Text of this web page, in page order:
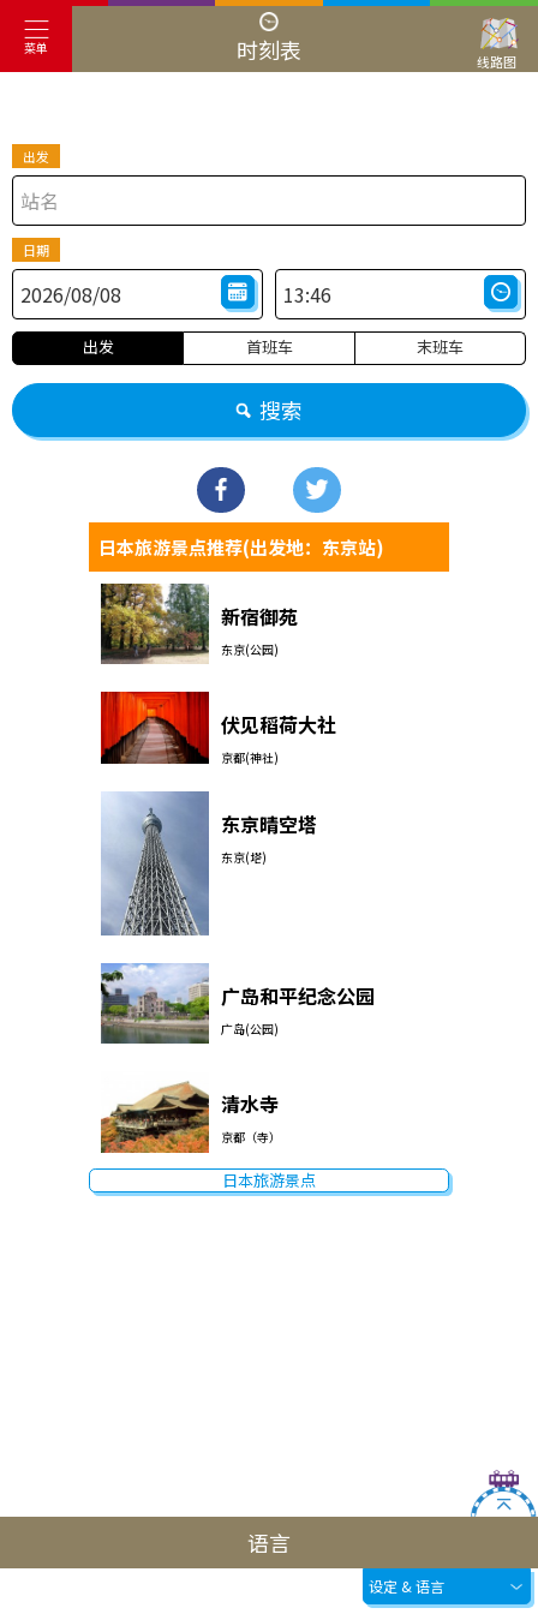
菜单 时刻表 线路图
出发
日期
出发 首班车 末班车
搜索
日本旅游景点推荐(出发地：东京站)
新宿御苑
东京(公园)
伏见稻荷大社
京都(神社)
东京晴空塔
东京(塔)
广岛和平纪念公园
广岛(公园)
清水寺
京都（寺）
日本旅游景点
语言
设定 & 语言